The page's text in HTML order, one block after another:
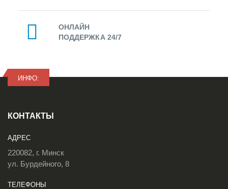
ОНЛАЙН
ПОДДЕРЖКА 24/7
ИНФО:
КОНТАКТЫ
АДРЕС
220082, г. Минск
ул. Бурдейного, 8
ТЕЛЕФОНЫ